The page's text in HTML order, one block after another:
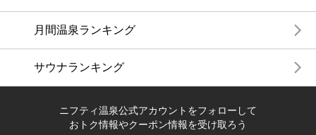
月間温泉ランキング
サウナランキング
ニフティ温泉公式アカウントをフォローして
おトク情報やクーポン情報を受け取ろう